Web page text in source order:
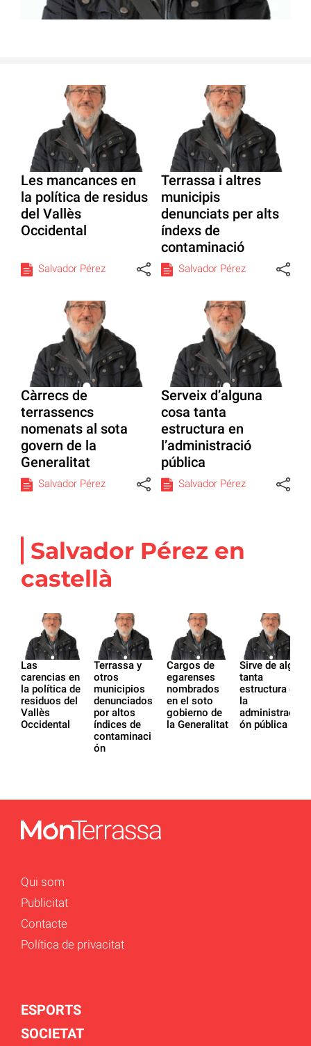
Les mancances en
la política de residus
del Vallès
Occidental
Salvador Pérez
Terrassa i altres
municipis
denunciats per alts
índexs de
contaminació
Salvador Pérez
Càrrecs de
terrassencs
nomenats al sota
govern de la
Generalitat
Salvador Pérez
Serveix d’alguna
cosa tanta
estructura en
l’administració
pública
Salvador Pérez
Salvador Pérez en
castellà
Las
carencias en
la política de
residuos del
Vallès
Occidental
Terrassa y
otros
municipios
denunciados
por altos
índices de
contaminaci
ón
Cargos de
egarenses
nombrados
en el soto
gobierno de
la Generalitat
Sirve de algo
tanta
estructura en
la
administraci
ón pública
Qui som
Publicitat
Contacte
Política de privacitat
ESPORTS
SOCIETAT